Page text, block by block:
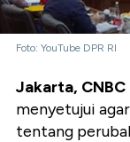
Foto: YouTube DPR RI
Jakarta,
menyetujui
tentang